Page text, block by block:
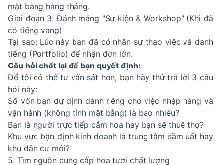
mặt bằng hàng tháng.
Giai đoạn 3: Đánh mảng "Sự kiện & Workshop" (Khi đã
có tiếng vang)
Tại sao: Lúc này bạn đã có nhân sự thạo việc và danh
tiếng (Portfolio) để nhận đơn lớn.
Câu hỏi chốt lại để bạn quyết định:
Để tôi có thể tư vấn sát hơn, bạn hãy thử trả lời 3 câu
hỏi này:
Số vốn bạn dự định dành riêng cho việc nhập hàng và
vận hành (không tính mặt bằng) là bao nhiêu?
Bạn là người trực tiếp cắm hoa hay bạn sẽ thuê thợ?
Khu vực bạn định kinh doanh là trung tâm sầm uất hay
khu dân cư mới?
5. Tìm nguồn cung cấp hoa tươi chất lượng